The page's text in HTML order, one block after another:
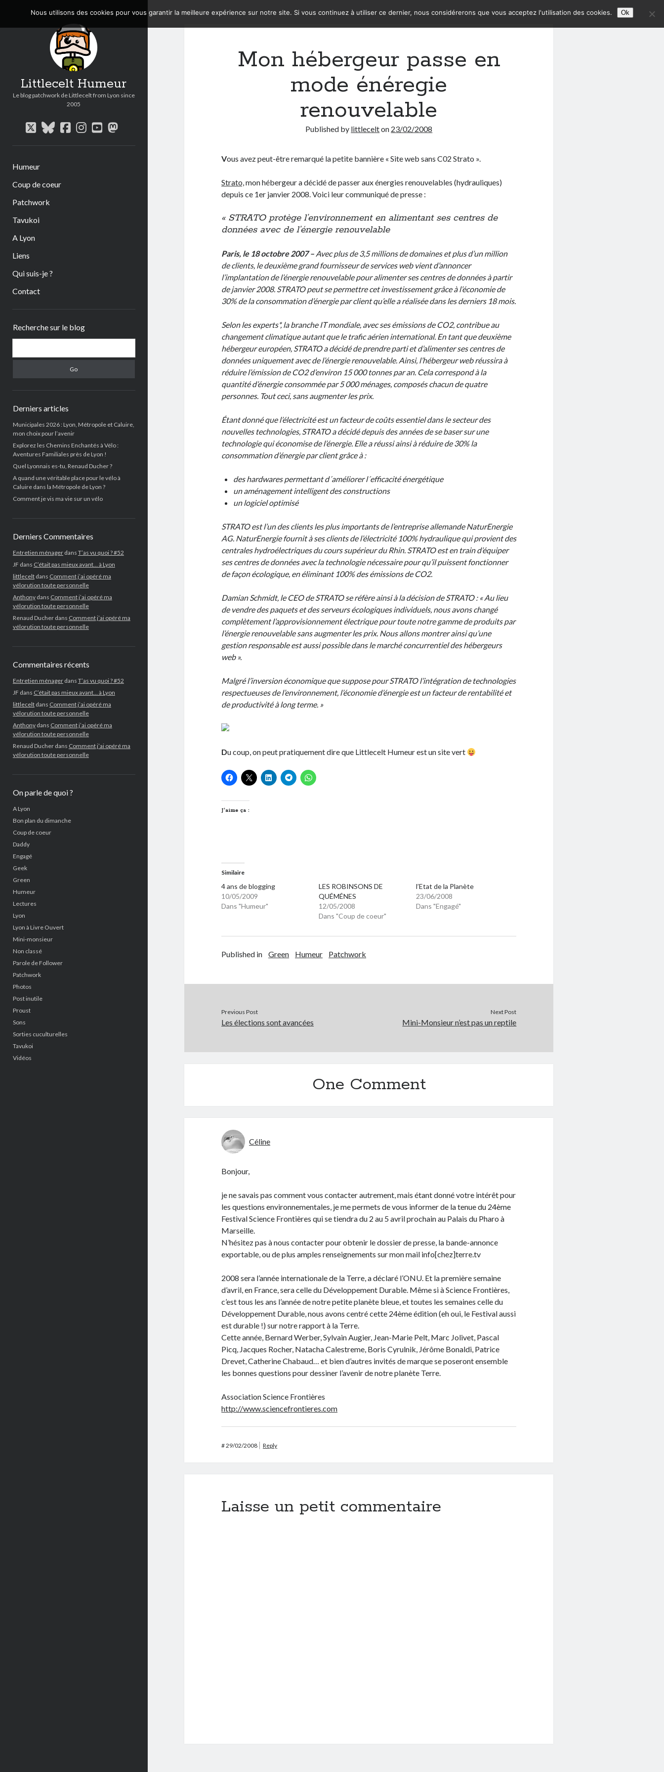
Littlecelt Humeur
Le blog patchwork de Littlecelt from Lyon since
2005
twitterbluesky
facebook
instagram
youtube
mastodon
Humeur
Coup de coeur
Patchwork
Tavukoi
A Lyon
Liens
Qui suis-je ?
Contact
Recherche sur le blog
Derniers articles
Municipales 2026 : Lyon, Métropole et Caluire,
mon choix pour l’avenir
Explorez les Chemins Enchantés à Vélo :
Aventures Familiales près de Lyon !
Quel Lyonnais es-tu, Renaud Ducher ?
A quand une véritable place pour le vélo à
Caluire dans la Métropole de Lyon ?
Comment je vis ma vie sur un vélo
Derniers Commentaires
Entretien ménagerdans T’as vu quoi ? #52
JF dans C’était pas mieux avant… à Lyon
littleceltdans Comment j’ai opéré ma
vélorution toute personnelle
Anthonydans Comment j’ai opéré ma
vélorution toute personnelle
Renaud Ducherdans Comment j’ai opéré ma
vélorution toute personnelle
Commentaires récents
Entretien ménagerdans T’as vu quoi ? #52
JF dans C’était pas mieux avant… à Lyon
littleceltdans Comment j’ai opéré ma
vélorution toute personnelle
Anthonydans Comment j’ai opéré ma
vélorution toute personnelle
Renaud Ducherdans Comment j’ai opéré ma
vélorution toute personnelle
On parle de quoi ?
A Lyon
Bon plan du dimanche
Coup de coeur
Daddy
Engagé
Geek
Green
Humeur
Lectures
Lyon
Lyon à Livre Ouvert
Mini-monsieur
Non classé
Parole de Follower
Patchwork
Photos
Post inutile
Proust
Sons
Sorties cuculturelles
Tavukoi
Vidéos
Mon hébergeur passe en
mode énéregie
renouvelable
Published by littlecelton 23/02/2008
Vous avez peut-être remarqué la petite bannière « Site web sans C02 Strato ».
Strato,mon hébergeur a décidé de passer aux énergies renouvelables (hydrauliques)
depuis ce 1er janvier 2008. Voici leur communiqué de presse :
« STRATO protège l’environnement en alimentant ses centres de
données avec de l’énergie renouvelable
Paris, le 18 octobre 2007 – Avec plus de 3,5 millions de domaines et plus d’un million
de clients, le deuxième grand fournisseur de services web vient d’annoncer
l’implantation de l’énergie renouvelable pour alimenter ses centres de données à partir
de janvier 2008. STRATO peut se permettre cet investissement grâce à l’économie de
30% de la consommation d’énergie par client qu’elle a réalisée dans les derniers 18 mois.
Selon les experts*, la branche IT mondiale, avec ses émissions de CO2, contribue au
changement climatique autant que le trafic aérien international. En tant que deuxième
hébergeur européen, STRATO a décidé de prendre parti et d’alimenter ses centres de
données uniquement avec de l’énergie renouvelable. Ainsi, l’hébergeur web réussira à
réduire l’émission de CO2 d’environ 15 000 tonnes par an. Cela correspond à la
quantité d’énergie consommée par 5 000 ménages, composés chacun de quatre
personnes. Tout ceci, sans augmenter les prix.
Étant donné que l’électricité est un facteur de coûts essentiel dans le secteur des
nouvelles technologies, STRATO a décidé depuis des années de se baser sur une
technologie qui économise de l’énergie. Elle a réussi ainsi à réduire de 30% la
consommation d’énergie par client grâce à :
des hardwares permettant d´améliorer l´efficacité énergétique
un aménagement intelligent des constructions
un logiciel optimisé
STRATO est l’un des clients les plus importants de l’entreprise allemande NaturEnergie
AG. NaturEnergie fournit à ses clients de l’électricité 100% hydraulique qui provient des
centrales hydroélectriques du cours supérieur du Rhin. STRATO est en train d’équiper
ses centres de données avec la technologie nécessaire pour qu’il puissent fonctionner
de façon écologique, en éliminant 100% des émissions de CO2.
Damian Schmidt, le CEO de STRATO se réfère ainsi à la décision de STRATO : « Au lieu
de vendre des paquets et des serveurs écologiques individuels, nous avons changé
complètement l’approvisionnement électrique pour toute notre gamme de produits par
l’énergie renouvelable sans augmenter les prix. Nous allons montrer ainsi qu’une
gestion responsable est aussi possible dans le marché concurrentiel des hébergeurs
web ».
Malgré l’inversion économique que suppose pour STRATO l’intégration de technologies
respectueuses de l’environnement, l’économie d’énergie est un facteur de rentabilité et
de productivité à long terme. »
Du coup, on peut pratiquement dire que Littlecelt Humeur est un site vert
J’aime ça :
Similaire
4 ans de blogging
10/05/2009
Dans "Humeur"
LES ROBINSONS DE
QUÉMÉNES
12/05/2008
Dans "Coup de coeur"
l’Etat de la Planète
23/06/2008
Dans "Engagé"
Published in Green Humeur Patchwork
Previous Post
Les élections sont avancées
Next Post
Mini-Monsieur n’est pas un reptile
One Comment
Céline
Bonjour,
je ne savais pas comment vous contacter autrement, mais étant donné votre intérêt pour
les questions environnementales, je me permets de vous informer de la tenue du 24ème
Festival Science Frontières qui se tiendra du 2 au 5 avril prochain au Palais du Pharo à
Marseille.
N’hésitez pas à nous contacter pour obtenir le dossier de presse, la bande-annonce
exportable, ou de plus amples renseignements sur mon mail info[chez]terre.tv
2008 sera l’année internationale de la Terre, a déclaré l’ONU. Et la première semaine
d’avril, en France, sera celle du Développement Durable. Même si à Science Frontières,
c’est tous les ans l’année de notre petite planète bleue, et toutes les semaines celle du
Développement Durable, nous avons centré cette 24ème édition (eh oui, le Festival aussi
est durable !) sur notre rapport à la Terre.
Cette année, Bernard Werber, Sylvain Augier, Jean-Marie Pelt, Marc Jolivet, Pascal
Picq, Jacques Rocher, Natacha Calestreme, Boris Cyrulnik, Jérôme Bonaldi, Patrice
Drevet, Catherine Chabaud… et bien d’autres invités de marque se poseront ensemble
les bonnes questions pour dessiner l’avenir de notre planète Terre.
Association Science Frontières
http://www.sciencefrontieres.com
#29/02/2008 Reply
Laisse un petit commentaire
Nous utilisons des cookies pour vous garantir la meilleure expérience sur notre site. Si vous continuez à utiliser ce dernier, nous considérerons que vous acceptez l'utilisation des cookies. Ok